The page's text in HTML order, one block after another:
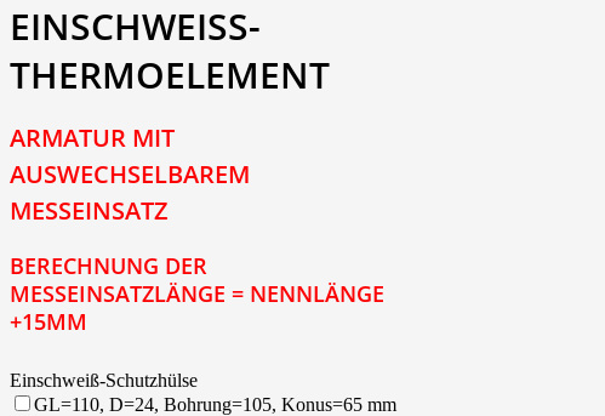
EINSCHWEISS-
THERMOELEMENT
ARMATUR MIT
AUSWECHSELBAREM
MESSEINSATZ
BERECHNUNG DER
MESSEINSATZLÄNGE = NENNLÄNGE
+15MM
Einschweiß-Schutzhülse
GL=110, D=24, Bohrung=105, Konus=65 mm